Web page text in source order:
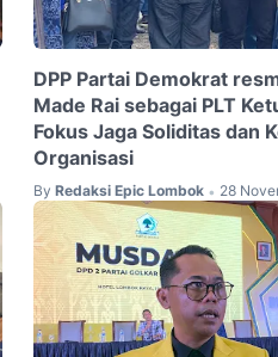
DPP Partai Demokrat
Made Rai sebagai PLT
Fokus Jaga Soliditas dan
Organisasi
By Redaksi Epic Lombok • 28